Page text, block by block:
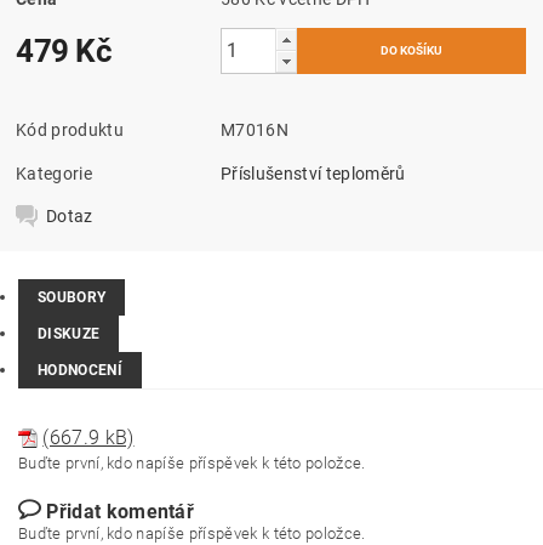
479 Kč
Kód produktu M7016N
Kategorie Příslušenství teploměrů
Dotaz
SOUBORY
DISKUZE
HODNOCENÍ
(667.9 kB)
Buďte první, kdo napíše příspěvek k této položce.
Přidat komentář
Buďte první, kdo napíše příspěvek k této položce.